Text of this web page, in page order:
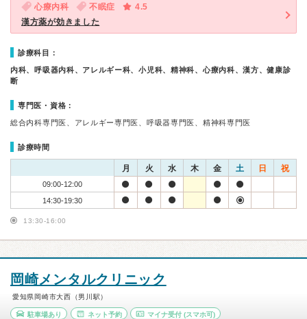
心療内科 不眠症
4.5
漢方薬が効きました
診療科目：
内科、呼吸器内科、アレルギー科、小児科、精神科、心療内科、漢方、健康診
断
専門医・資格：
総合内科専門医、アレルギー専門医、呼吸器専門医、精神科専門医
診療時間
月 火 水 木 金 土 日 祝
09:00-12:00
14:30-19:30
13:30-16:00
岡崎メンタルクリニック
愛知県岡崎市大西（男川駅）
駐車場あり ネット予約 マイナ受付 (スマホ可)